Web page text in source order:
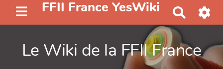
FFII France YesWiki
e
h
e
Le Wiki de la FFII France